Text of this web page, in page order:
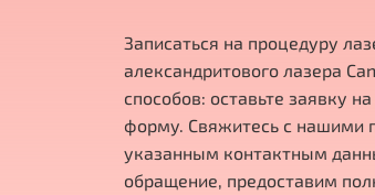
Записаться на процедуру
александритового лазера
способов: оставьте заявку
форму. Свяжитесь с нашими
указанным контактным
обращение, предоставим